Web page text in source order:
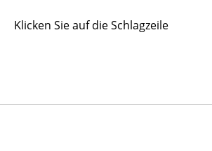
Klicken Sie auf die Schlagzeile